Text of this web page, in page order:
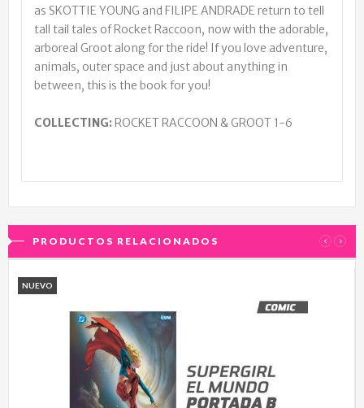
as SKOTTIE YOUNG and FILIPE ANDRADE return to tell
tall tail tales of Rocket Raccoon, now with the adorable,
arboreal Groot along for the ride! If you love adventure,
animals, outer space and just about anything in
between, this is the book for you!
COLLECTING: ROCKET RACCOON & GROOT 1-6
PRODUCTOS RELACIONADOS ‹ ›
NUEVO